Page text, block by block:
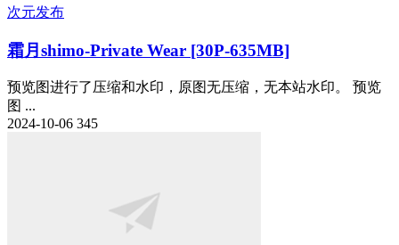
次元发布
霜月shimo-Private Wear [30P-635MB]
预览图进行了压缩和水印，原图无压缩，无本站水印。 预览
图 ...
2024-10-06 345